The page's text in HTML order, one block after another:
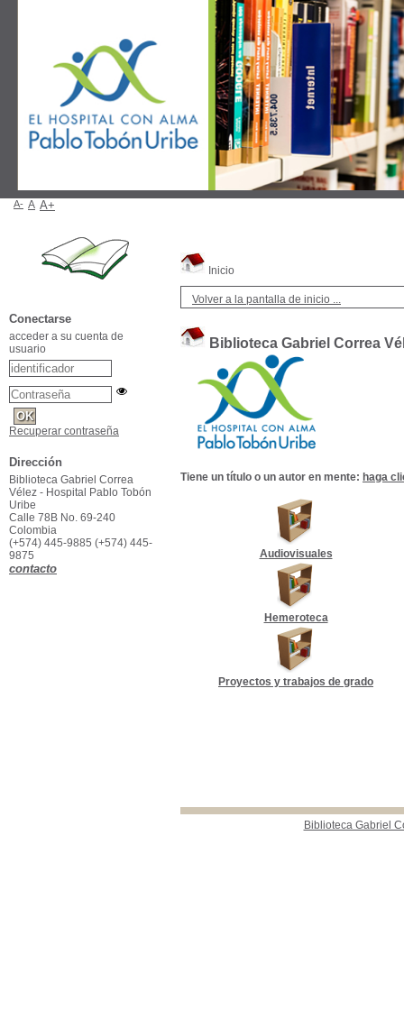
Inicio
Volver a la pantalla de inicio ...
Biblioteca Gabriel Correa
Tiene un título o un autor en mente: haga
Audiovisuales
Hemeroteca
Proyectos y trabajos de grado
Biblioteca Gabriel
A- A A+
Conectarse
acceder a su cuenta de
usuario
Recuperar contraseña
Dirección
Biblioteca Gabriel Correa
Vélez - Hospital Pablo Tobón
Uribe
Calle 78B No. 69-240
Colombia
(+574) 445-9885 (+574) 445-
9875
contacto